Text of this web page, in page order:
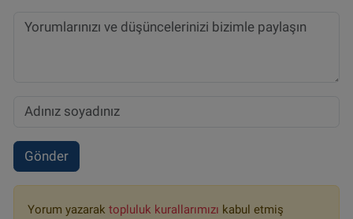
Gönder
Yorum yazarak topluluk kurallarımızı kabul etmiş